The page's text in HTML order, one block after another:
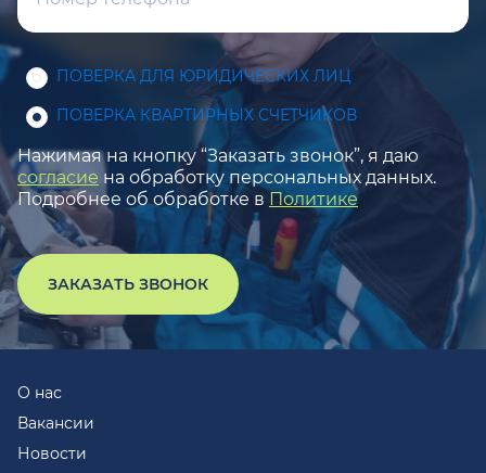
ПОВЕРКА ДЛЯ ЮРИДИЧЕСКИХ ЛИЦ
ПОВЕРКА КВАРТИРНЫХ СЧЕТЧИКОВ
Нажимая на кнопку “Заказать звонок”, я даю
согласие на обработку персональных данных.
Подробнее об обработке в Политике
ЗАКАЗАТЬ ЗВОНОК
О нас
Вакансии
Новости